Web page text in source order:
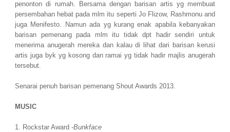
penonton di rumah. Bersama dengan barisan artis yg membuat
persembahan hebat pada mlm itu seperti Jo Flizow, Rashmonu and
juga Menifesto. Namun ada yg kurang enak apabila kebanyakan
barisan pemenang pada mlm itu tidak dpt hadir sendiri untuk
menerima anugerah mereka dan kalau di lihat dari barisan kerusi
artis juga byk yg kosong dan ramai yg tidak hadir majlis anugerah
tersebut.
Senarai penuh barisan pemenang Shout Awards 2013.
MUSIC
1. Rockstar Award -Bunkface